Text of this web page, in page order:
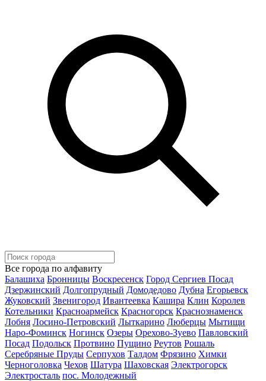
Все города по алфавиту
Балашиха Бронницы Воскресенск Город Сергиев Посад
Дзержинский Долгопрудный Домодедово Дубна Егорьевск
Жуковский Звенигород Ивантеевка Кашира Клин Королев
Котельники Красноармейск Красногорск Краснознаменск
Лобня Лосино-Петровский Лыткарино Люберцы Мытищи
Наро-Фоминск Ногинск Озеры Орехово-Зуево Павловский
Посад Подольск Протвино Пущино Реутов Рошаль
Серебряные Пруды Серпухов Талдом Фрязино Химки
Черноголовка Чехов Шатура Шаховская Электрогорск
Электросталь пос. Молодежный